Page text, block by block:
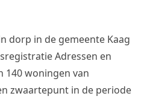
dorp in de gemeente Kaag
Adressen en
140 woningen van
zwaartepunt in de periode